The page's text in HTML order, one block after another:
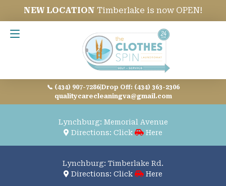
NEW LOCATION Timberlake is now OPEN!
📞 (434) 907-7286| Drop Off: (434) 363-2306
qualitycarecleaningva@gmail.com
Lynchburg: Memorial Avenue
Directions: Click
Here
Lynchburg: Timberlake Rd.
Directions: Click
Here